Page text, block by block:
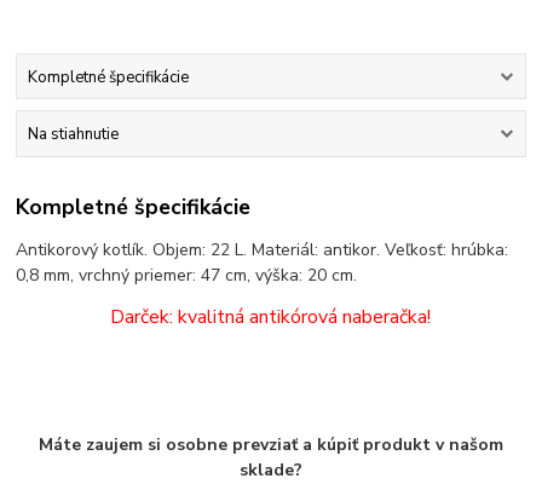
Kompletné špecifikácie
Na stiahnutie
Kompletné špecifikácie
Antikorový kotlík. Objem: 22 L. Materiál: antikor. Veľkosť: hrúbka:
0,8 mm, vrchný priemer: 47 cm, výška: 20 cm.
Darček: kvalitná antikórová naberačka!
Máte zaujem si osobne prevziať a kúpiť produkt v našom
sklade?